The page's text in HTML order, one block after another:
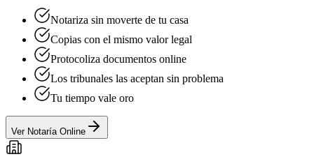
Notariza sin moverte de tu casa
Copias con el mismo valor legal
Protocoliza documentos online
Los tribunales las aceptan sin problema
Tu tiempo vale oro
Ver Notaría Online